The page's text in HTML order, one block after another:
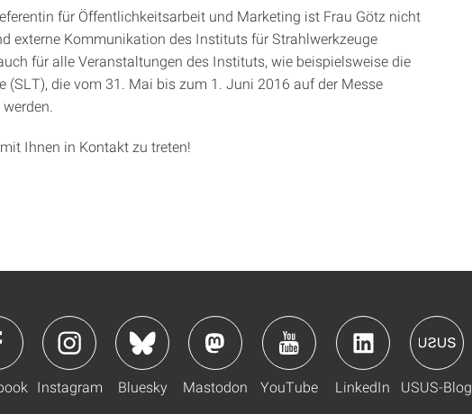
für Öffentlichkeitsarbeit und Marketing ist Frau Götz nicht
externe Kommunikation des Instituts für Strahlwerkzeuge
für alle Veranstaltungen des Instituts, wie beispielsweise die
(SLT), die vom 31. Mai bis zum 1. Juni 2016 auf der Messe
Ihnen in Kontakt zu treten!
Instagram Bluesky Mastodon YouTube LinkedIn USUS-Blog